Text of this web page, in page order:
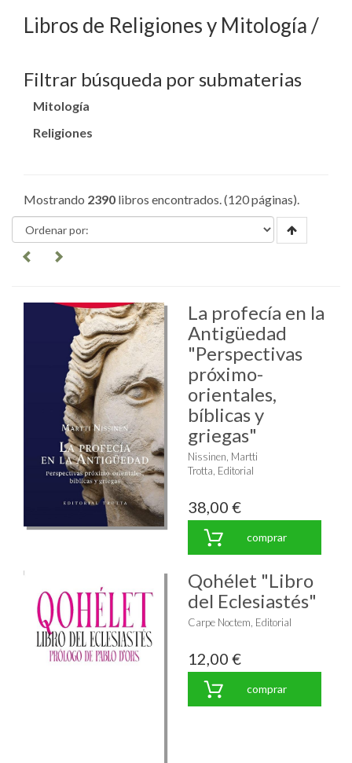
Libros de Religiones y Mitología
Filtrar búsqueda por submaterias
Mitología
Religiones
Mostrando 2390 libros encontrados. (120 páginas).
La profecía en la
Antigüedad
"Perspectivas
próximo-
orientales,
bíblicas y
griegas"
Nissinen, Martti
Trotta, Editorial
38,00 €
comprar
Qohélet "Libro
del Eclesiastés"
Carpe Noctem, Editorial
12,00 €
comprar